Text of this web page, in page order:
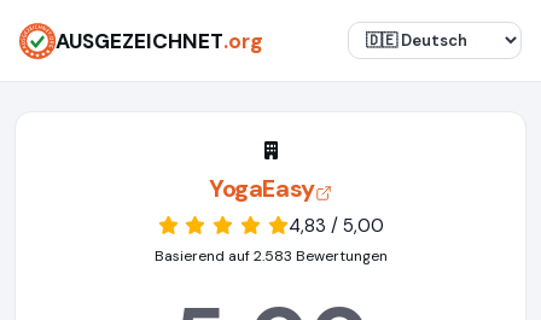
AUSGEZEICHNET.org
YogaEasy
4,83 / 5,00
Basierend auf 2.583 Bewertungen